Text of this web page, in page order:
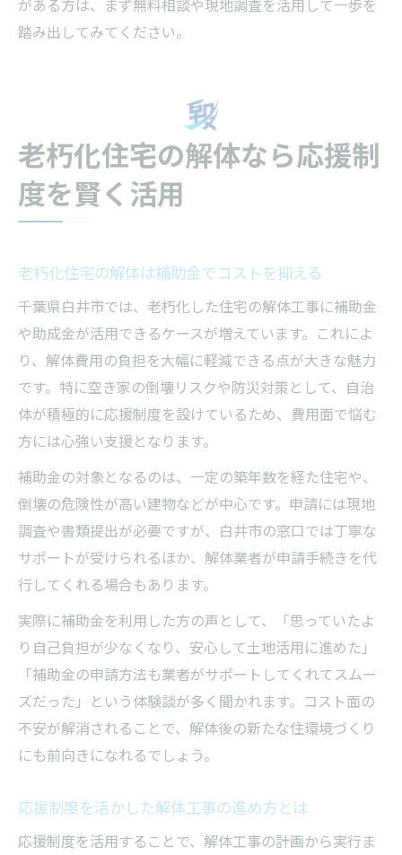
踏み出してみてください。
老朽化住宅の解体なら応援制
度を賢く活用
老朽化住宅の解体は補助金でコストを抑える
千葉県白井市では、老朽化した住宅の解体工事に補助金
や助成金が活用できるケースが増えています。これによ
り、解体費用の負担を大幅に軽減できる点が大きな魅力
です。特に空き家の倒壊リスクや防災対策として、自治
体が積極的に応援制度を設けているため、費用面で悩む
方には心強い支援となります。
補助金の対象となるのは、一定の築年数を経た住宅や、
倒壊の危険性が高い建物などが中心です。申請には現地
調査や書類提出が必要ですが、白井市の窓口では丁寧な
サポートが受けられるほか、解体業者が申請手続きを代
行してくれる場合もあります。
実際に補助金を利用した方の声として、「思っていたよ
り自己負担が少なくなり、安心して土地活用に進めた」
「補助金の申請方法も業者がサポートしてくれてスムー
ズだった」という体験談が多く聞かれます。コスト面の
不安が解消されることで、解体後の新たな住環境づくり
にも前向きになれるでしょう。
応援制度を活かした解体工事の進め方とは
応援制度を活用することで、解体工事の計画から実行ま